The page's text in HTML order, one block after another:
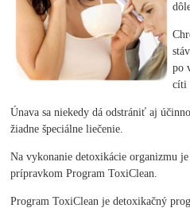
po
cíti
Únava sa niekedy dá odstrániť aj
žiadne špeciálne liečenie.
Na vykonanie detoxikácie organizmu
prípravkom Program ToxiClean.
Program ToxiClean je detoxikačný